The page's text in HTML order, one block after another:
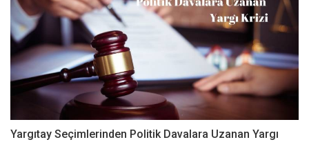
Yargıtay Seçimlerinden Politik Davalara Uzanan Yargı